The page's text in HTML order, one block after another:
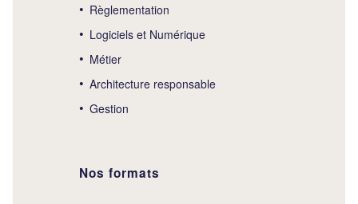
Règlementation
Logiciels et Numérique
Métier
Architecture responsable
Gestion
Nos formats